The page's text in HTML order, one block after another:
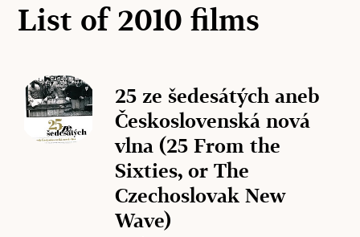
List of 2010 films
25 ze šedesátých aneb
Československá nová
vlna (25 From the
Sixties, or The
Czechoslovak New
Wave)